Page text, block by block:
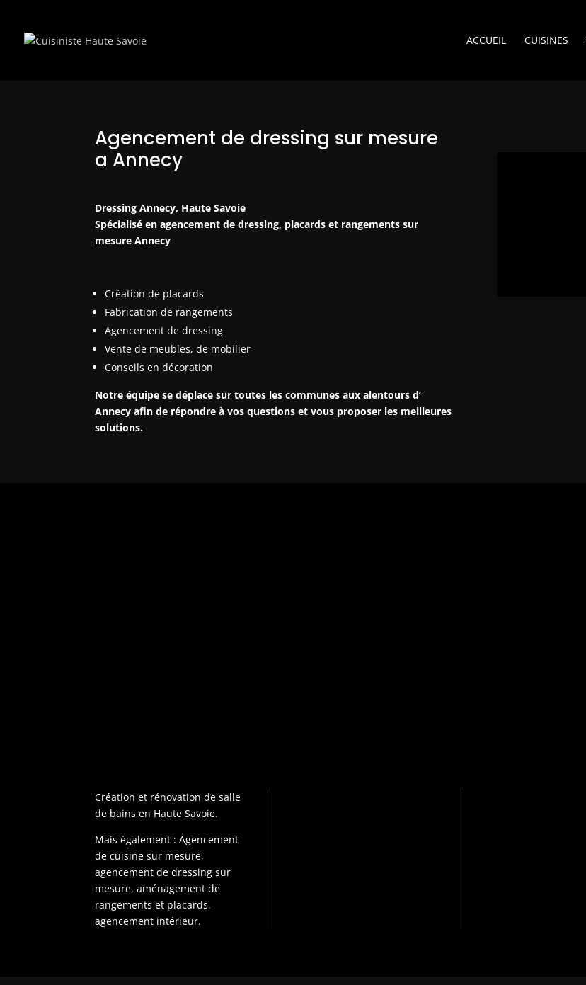
ACCUEIL CUISINES
Agencement de dressing sur mesure
a Annecy
Dressing Annecy, Haute Savoie
Spécialisé en agencement de dressing, placards et rangements sur
mesure Annecy
Création de placards
Fabrication de rangements
Agencement de dressing
Vente de meubles, de mobilier
Conseils en décoration
Notre équipe se déplace sur toutes les communes aux alentours d’
Annecy afin de répondre à vos questions et vous proposer les meilleures
solutions.
Création et rénovation de salle
de bains en Haute Savoie.
Mais également : Agencement
de cuisine sur mesure,
agencement de dressing sur
mesure, aménagement de
rangements et placards,
agencement intérieur.